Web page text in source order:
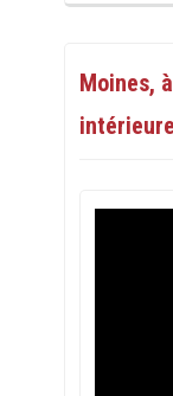
Moines,
intérieure